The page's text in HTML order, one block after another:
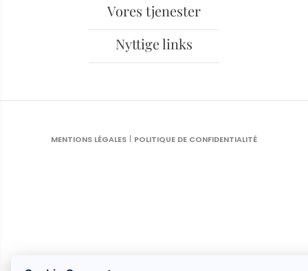
Vores tjenester
Nyttige links
MENTIONS LÉGALES POLITIQUE DE CONFIDENTIALITÉ